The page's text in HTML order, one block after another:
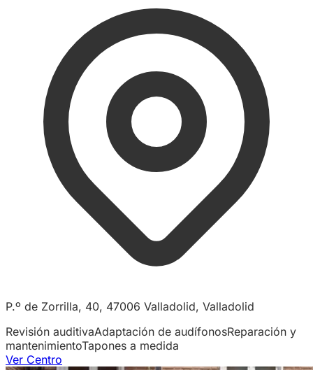
P.º de Zorrilla, 40, 47006 Valladolid, Valladolid
Revisión auditivaAdaptación de audífonosReparación y
mantenimientoTapones a medida
Ver Centro